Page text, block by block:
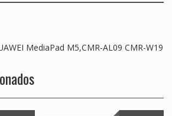
MediaPad M5,CMR-AL09 CMR-W19